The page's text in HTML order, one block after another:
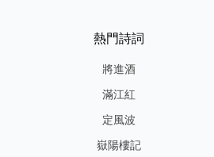
熱門詩詞
將進酒
滿江紅
定風波
嶽陽樓記